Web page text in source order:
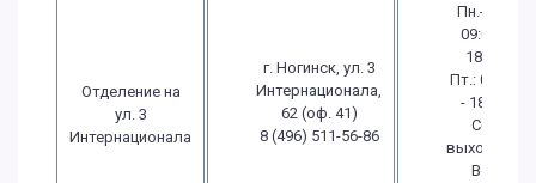
Отделение на
ул. 3
Интернационала
г. Ногинск, ул. 3
Интернационала,
62 (оф. 41)
8 (496) 511-56-86
Пн.-Чт.:
09:00 -
18:00
Пт.: 09:00
- 18:00
Сб.:
выходной
Вс.: